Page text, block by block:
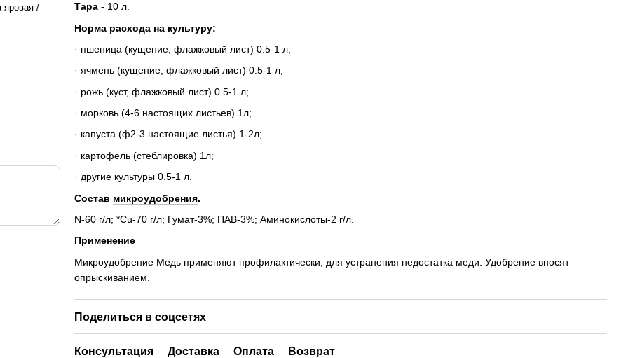
яровая /
Тара - 10 л.
Норма расхода на культуру:
· пшеница (кущение, флажковый лист) 0.5-1 л;
· ячмень (кущение, флажковый лист) 0.5-1 л;
· рожь (куст, флажковый лист) 0.5-1 л;
· морковь (4-6 настоящих листьев) 1л;
· капуста (ф2-3 настоящие листья) 1-2л;
· картофель (стеблировка) 1л;
· другие культуры 0.5-1 л.
Состав микроудобрения.
N-60 г/л; *Cu-70 г/л; Гумат-3%; ПАВ-3%; Аминокислоты-2 г/л.
Применение
Микроудобрение Медь применяют профилактически, для устранения недостатка меди. Удобрение вносят
опрыскиванием.
Поделиться в соцсетях
Консультация Доставка Оплата Возврат